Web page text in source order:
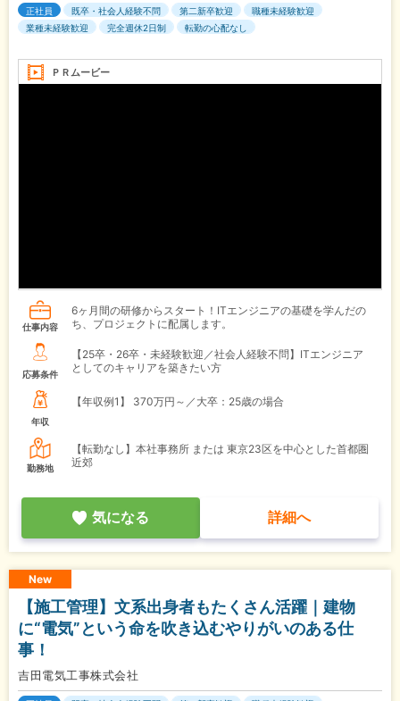
正社員 既卒・社会人経験不問 第二新卒歓迎
職種未経験歓迎
業種未経験歓迎
完全週休2日制 転勤の心配なし
ＰＲムービー
仕事内容
6ヶ月間の研修からスタート！ITエンジニアの基礎を学んだの
ち、プロジェクトに配属します。
応募条件
【25卒・26卒・未経験歓迎／社会人経験不問】ITエンジニア
としてのキャリアを築きたい方
年収
【年収例1】 370万円～／大卒：25歳の場合
勤務地
【転勤なし】本社事務所 または 東京23区を中心とした首都圏
近郊
気になる 詳細へ
New
【施工管理】文系出身者もたくさん活躍｜建物
に“電気”という命を吹き込むやりがいのある仕
事！
吉田電気工事株式会社